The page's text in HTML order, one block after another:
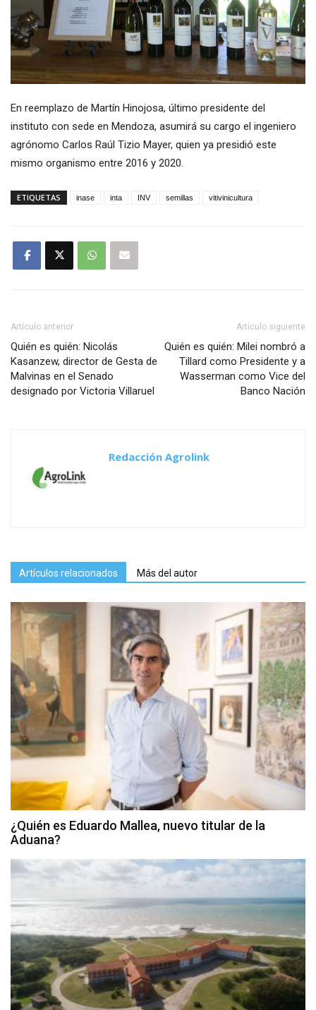
En reemplazo de Martín Hinojosa, último presidente del
instituto con sede en Mendoza, asumirá su cargo el ingeniero
agrónomo Carlos Raúl Tizio Mayer, quien ya presidió este
mismo organismo entre 2016 y 2020.
ETIQUETAS inase inta INV semillas vitivinicultura
Artículo anterior
Quién es quién: Nicolás
Kasanzew, director de Gesta de
Malvinas en el Senado
designado por Victoria Villaruel
Artículo siguiente
Quién es quién: Milei nombró a
Tillard como Presidente y a
Wasserman como Vice del
Banco Nación
Redacción Agrolink
Artículos relacionados Más del autor
¿Quién es Eduardo Mallea, nuevo titular de la
Aduana?